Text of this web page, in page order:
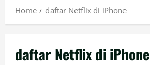
Home
daftar Netflix di iPhone
daftar Netflix di iPhone